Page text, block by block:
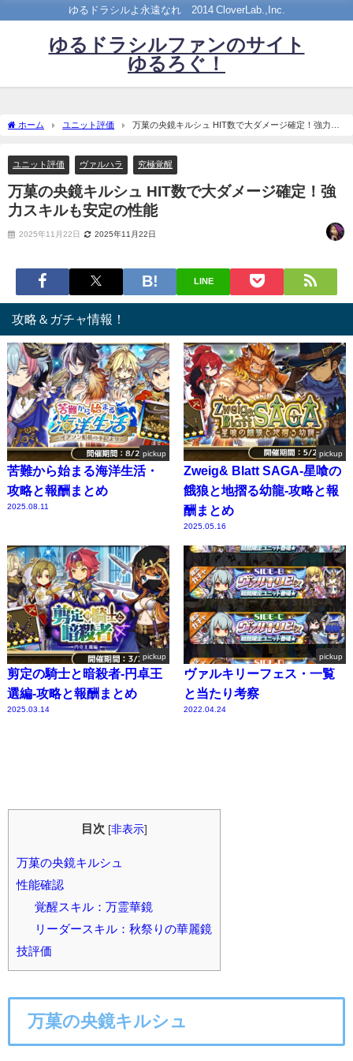
ゆるドラシルよ永遠なれ©2014 CloverLab.,Inc.
ゆるドラシルファンのサイト
ゆるろぐ！
ホーム ユニット評価
万菓の央鏡キルシュ HIT数で大ダメージ確定！強力ス
ユニット評価 ヴァルハラ 究極覚醒
万菓の央鏡キルシュ HIT数で大ダメージ確定！強
力スキルも安定の性能
2025年11月22日 2025年11月22日
LINE
攻略＆ガチャ情報！
pickup
苦難から始まる海洋生活・
攻略と報酬まとめ
2025.08.11
pickup
Zweig& Blatt SAGA-星喰の
餓狼と地摺る幼龍-攻略と報
酬まとめ
2025.05.16
pickup
剪定の騎士と暗殺者-円卓王
選編-攻略と報酬まとめ
2025.03.14
pickup
ヴァルキリーフェス・一覧
と当たり考察
2022.04.24
目次 [非表示]
万菓の央鏡キルシュ
性能確認
覚醒スキル：万霊華鏡
リーダースキル：秋祭りの華麗鏡
技評価
万菓の央鏡キルシュ